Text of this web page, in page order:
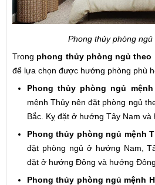
Phong thủy phòng ngủ
Trong phong thủy phòng ngủ theo
để lựa chọn được hướng phòng phù
Phong thủy phòng ngủ
mệnh Thủy nên đặt phòng ngủ
Bắc. Kỵ đặt ở hướng Tây Nam và
Phong thủy phòng ngủ mệnh
đặt phòng ngủ ở hướng Nam,
đặt ở hướng Đông và hướng Đông
Phong thủy phòng ngủ mệnh